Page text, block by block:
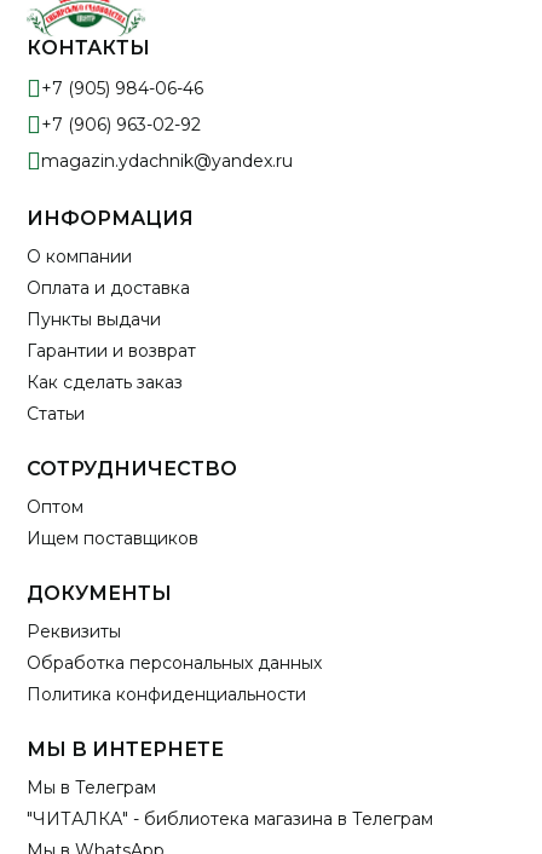
КОНТАКТЫ
+7 (905) 984-06-46
+7 (906) 963-02-92
magazin.ydachnik@yandex.ru
ИНФОРМАЦИЯ
О компании
Оплата и доставка
Пункты выдачи
Гарантии и возврат
Как сделать заказ
Статьи
СОТРУДНИЧЕСТВО
Оптом
Ищем поставщиков
ДОКУМЕНТЫ
Реквизиты
Обработка персональных данных
Политика конфиденциальности
МЫ В ИНТЕРНЕТЕ
Мы в Телеграм
"ЧИТАЛКА" - библиотека магазина в Телеграм